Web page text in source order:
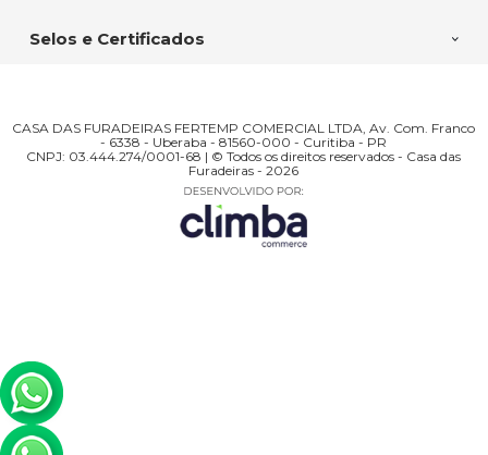
Selos e Certificados
CASA DAS FURADEIRAS FERTEMP COMERCIAL LTDA, Av. Com. Franco
- 6338 - Uberaba - 81560-000 - Curitiba - PR
CNPJ: 03.444.274/0001-68 | © Todos os direitos reservados - Casa das
Furadeiras - 2026